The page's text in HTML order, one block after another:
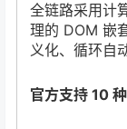
全链路采用计
理的 DOM 嵌
义化、循环自
官方支持 10